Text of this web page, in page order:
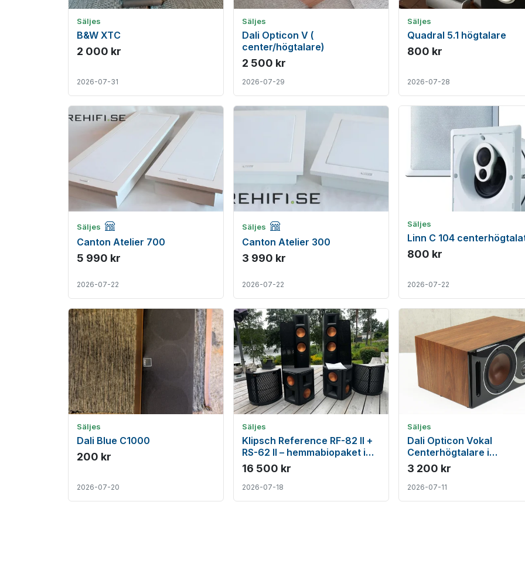
Säljes
B&W XTC
2 000 kr
2026-07-31
Säljes
Dali Opticon V (
center/högtalare)
2 500 kr
2026-07-29
Säljes
Quadral 5.1 högtalare
800 kr
2026-07-28
Säljes Företagsannons
Canton Atelier 700
5 990 kr
2026-07-22
Säljes Företagsannons
Canton Atelier 300
3 990 kr
2026-07-22
Säljes
Linn C 104
800 kr
2026-07-22
Säljes
Dali Blue C1000
200 kr
2026-07-20
Säljes
Klipsch Reference RF-82 II +
RS-62 II – hemmabiopaket i
mycket fint skick
16 500 kr
2026-07-18
Säljes
Dali Opticon Vokal
Centerhögtalare i
toppenskick
3 200 kr
2026-07-11